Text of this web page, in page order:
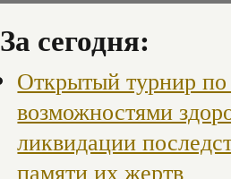
За сегодня:
Открытый турнир
возможностями
ликвидации
памяти их жертв